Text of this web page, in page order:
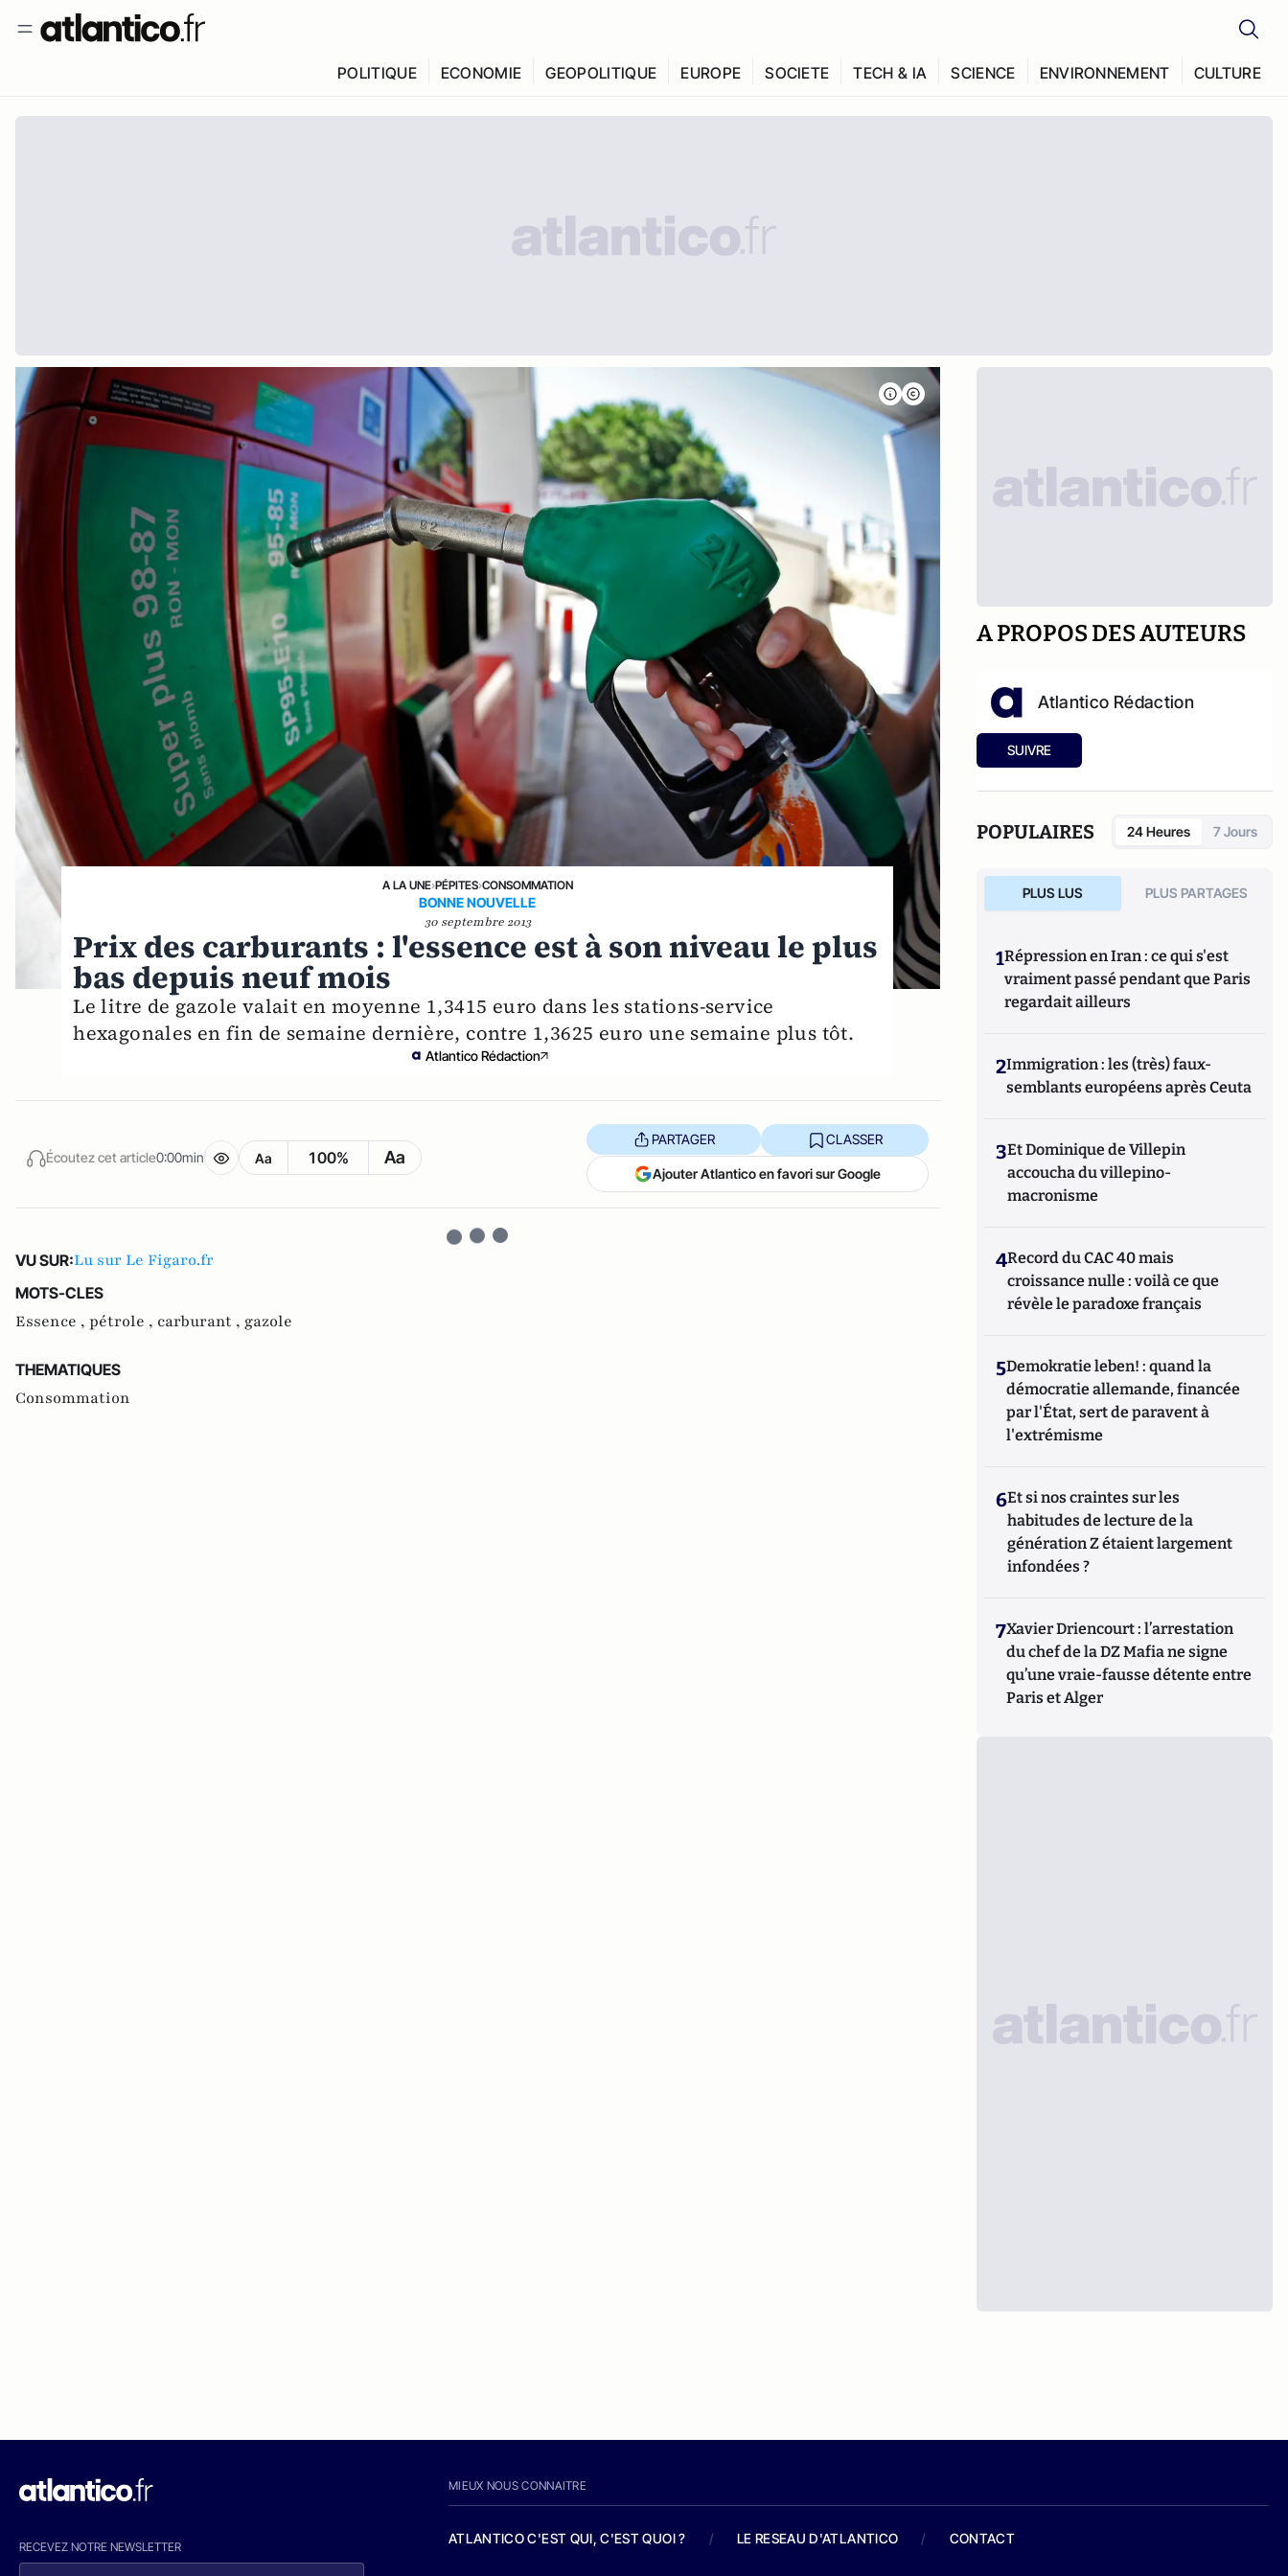
POLITIQUE ECONOMIE GEOPOLITIQUE EUROPE SOCIETE TECH & IA SCIENCE ENVIRONNEMENT CULTURE
A LA UNE›PÉPITES›CONSOMMATION
BONNE NOUVELLE
30 septembre 2013
Prix des carburants : l'essence est à son niveau le plus
bas depuis neuf mois
Le litre de gazole valait en moyenne 1,3415 euro dans les stations-service
hexagonales en fin de semaine dernière, contre 1,3625 euro une semaine plus tôt.
Atlantico Rédaction
Écoutez cet article0:00min Aa 100% Aa
PARTAGER CLASSER
Ajouter Atlantico en favori sur Google
VU SUR:Lu sur Le Figaro.fr
MOTS-CLES
Essence , pétrole , carburant , gazole
THEMATIQUES
Consommation
A PROPOS DES AUTEURS
Atlantico Rédaction
SUIVRE
POPULAIRES 24 Heures 7 Jours
PLUS LUS PLUS PARTAGES
1Répression en Iran : ce qui s'est
vraiment passé pendant que Paris
regardait ailleurs
2Immigration : les (très) faux-
semblants européens après Ceuta
3Et Dominique de Villepin
accoucha du villepino-
macronisme
4Record du CAC 40 mais
croissance nulle : voilà ce que
révèle le paradoxe français
5Demokratie leben! : quand la
démocratie allemande, financée
par l'État, sert de paravent à
l'extrémisme
6Et si nos craintes sur les
habitudes de lecture de la
génération Z étaient largement
infondées ?
7Xavier Driencourt : l’arrestation
du chef de la DZ Mafia ne signe
qu’une vraie-fausse détente entre
Paris et Alger
RECEVEZ NOTRE NEWSLETTER
MIEUX NOUS CONNAITRE
ATLANTICO C'EST QUI, C'EST QUOI ? / LE RESEAU D'ATLANTICO / CONTACT